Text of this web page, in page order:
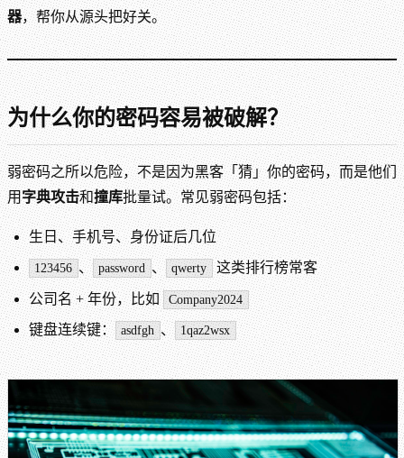
器，帮你从源头把好关。
为什么你的密码容易被破解？
弱密码之所以危险，不是因为黑客「猜」你的密码，而是他们
用字典攻击和撞库批量试。常见弱密码包括：
生日、手机号、身份证后几位
123456 、 password 、 qwerty 这类排行榜常客
公司名 + 年份，比如 Company2024
键盘连续键： asdfgh 、 1qaz2wsx